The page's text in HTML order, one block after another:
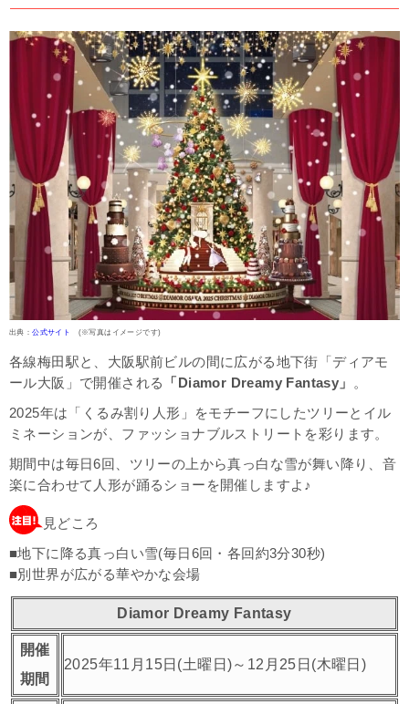
出典：公式サイト (※写真はイメージです)
各線梅田駅と、大阪駅前ビルの間に広がる地下街「ディアモ
ール大阪」で開催される
「Diamor Dreamy Fantasy」 。
2025年は「くるみ割り人形」をモチーフにしたツリーとイル
ミネーションが、ファッショナブルストリートを彩ります。
期間中は毎日6回、ツリーの上から真っ白な雪が舞い降り、音
楽に合わせて人形が踊るショーを開催しますよ♪
見どころ
■地下に降る真っ白い雪(毎日6回・各回約3分30秒)
■別世界が広がる華やかな会場
Diamor Dreamy Fantasy
開催
期間
2025年11月15日(土曜日)～12月25日(木曜日)